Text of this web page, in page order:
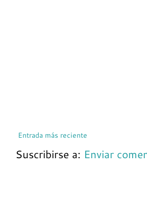
Entrada más reciente
Suscribirse a: Enviar